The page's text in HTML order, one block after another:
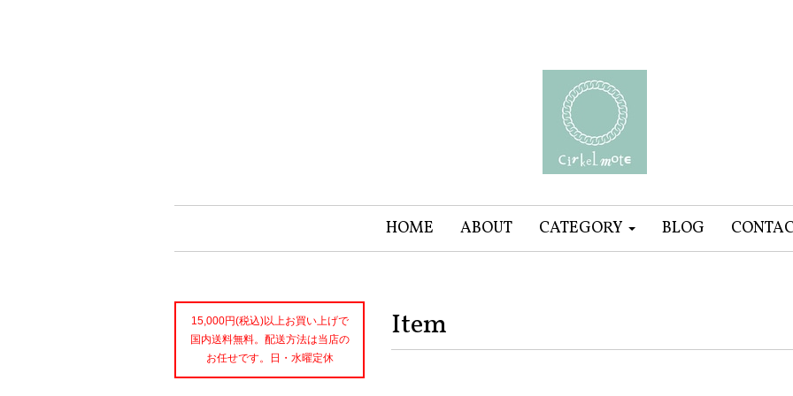
HOME ABOUT CATEGORY BLOG
Item
15,000円(税込)以上お買い上げで
国内送料無料。配送方法は当店の
お任せです。日・水曜定休